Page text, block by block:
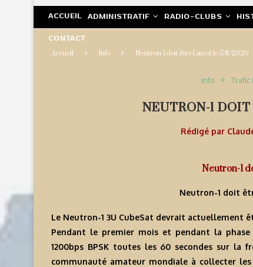
ACCUEIL ADMINISTRATIF RADIO-CLUBS
CONTACT
Accueil Info Neutron-1 doit être Lancé le 5/11/2020
Info Trafic
NEUTRON-1
Rédigé par
Neutron-1
Neutron-1 doit
Le Neutron-1 3U CubeSat devrait actuellement
Pendant le premier mois et pendant la
1200bps BPSK toutes les 60 secondes sur la
communauté amateur mondiale à collecter